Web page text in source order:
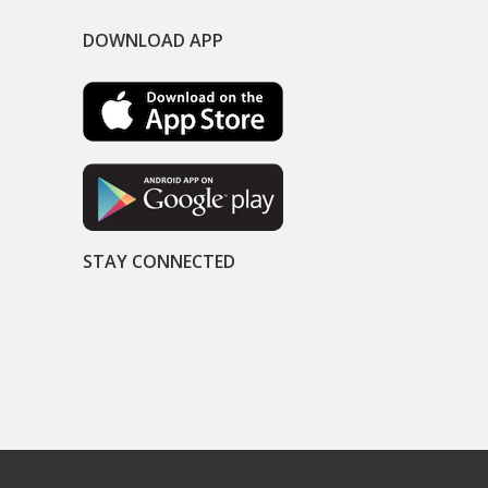
DOWNLOAD APP
STAY CONNECTED